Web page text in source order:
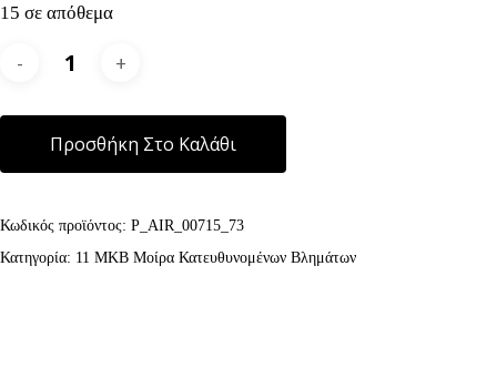
15 σε απόθεμα
Προσθήκη Στο Καλάθι
Κωδικός προϊόντος: P_AIR_00715_73
Κατηγορία: 11 ΜΚΒ Μοίρα Κατευθυνομένων Βλημάτων